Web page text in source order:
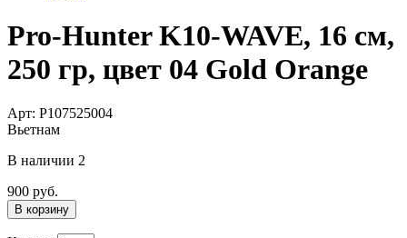
Pro-Hunter K10-WAVE, 16 см,
250 гр, цвет 04 Gold Orange
Арт: P107525004
Вьетнам
В наличии 2
900 руб.
В корзину